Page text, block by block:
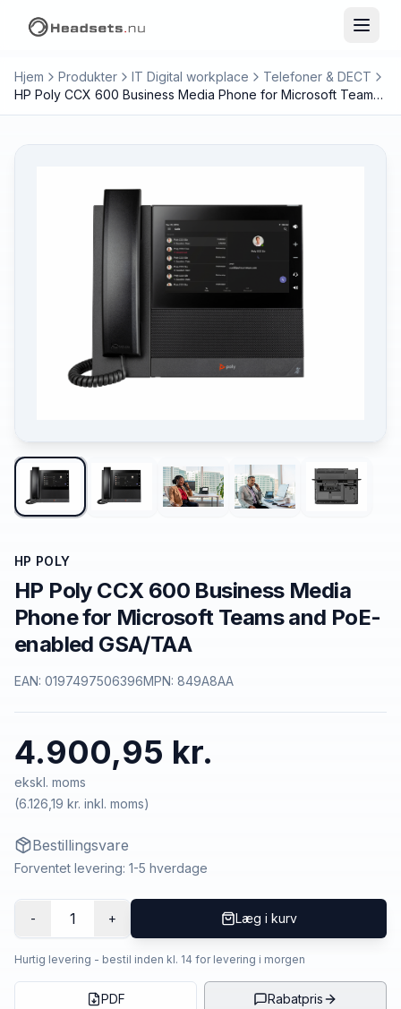
Hjem Produkter IT Digital workplace
Telefoner & DECT
HP Poly CCX 600 Business Media Phone for Microsoft Teams and PoE-enabled GSA/TAA
HP POLY
HP Poly CCX 600 Business Media
Phone for Microsoft Teams and PoE-
enabled GSA/TAA
EAN: 0197497506396MPN: 849A8AA
4.900,95 kr.
ekskl. moms
(6.126,19 kr. inkl. moms)
Bestillingsvare
Forventet levering: 1-5 hverdage
- 1 + Læg i kurv
Hurtig levering - bestil inden kl. 14 for levering i morgen
PDF Rabatpris